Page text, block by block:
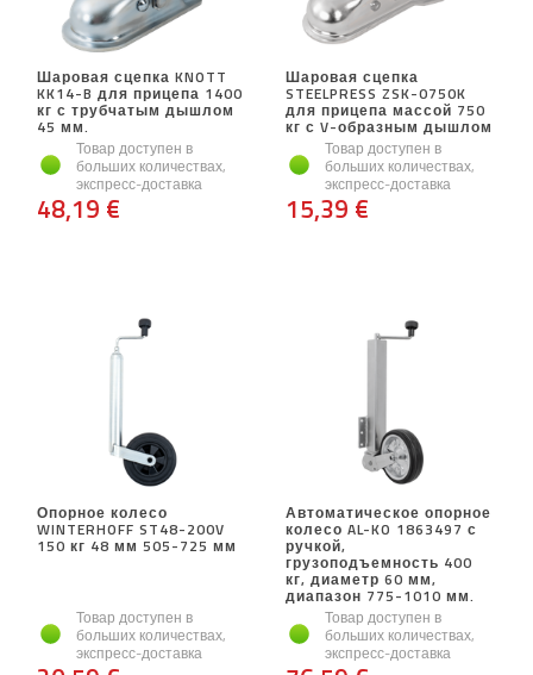
Шаровая сцепка KNOTT
KK14-B для прицепа 1400
кг с трубчатым дышлом
45 мм.
Товар доступен в
больших количествах,
экспресс-доставка
48,19 €
Шаровая сцепка
STEELPRESS ZSK-0750K
для прицепа массой 750
кг с V-образным дышлом
Товар доступен в
больших количествах,
экспресс-доставка
15,39 €
Опорное колесо
WINTERHOFF ST48-200V
150 кг 48 мм 505-725 мм
Товар доступен в
больших количествах,
экспресс-доставка
Автоматическое опорное
колесо AL-KO 1863497 с
ручкой,
грузоподъемность 400
кг, диаметр 60 мм,
диапазон 775-1010 мм.
Товар доступен в
больших количествах,
экспресс-доставка